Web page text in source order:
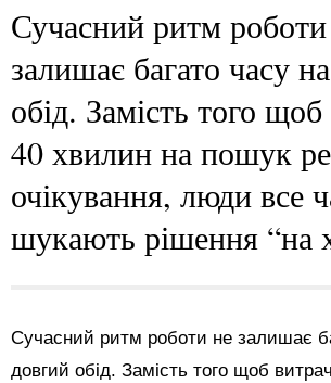
Сучасний ритм
залишає багато часу
обід. Замість того
40 хвилин на пошук
очікування, люди все
шукають рішення “на
Сучасний ритм роботи не залишає
довгий обід. Замість того щоб